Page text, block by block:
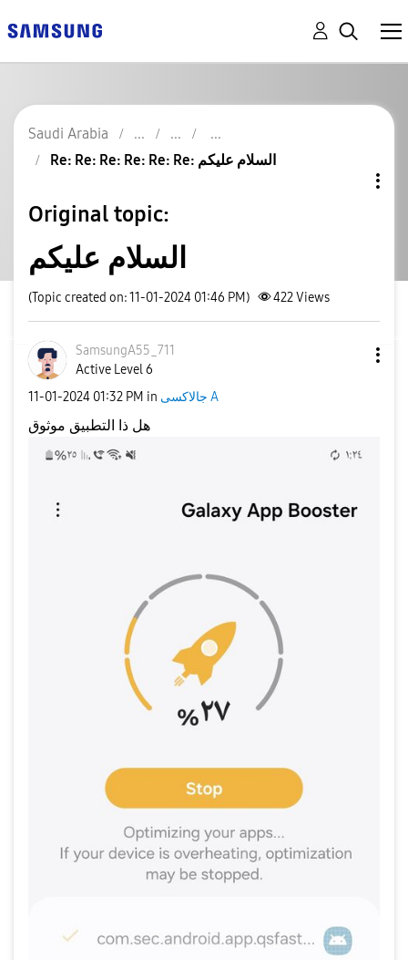
Saudi Arabia
Re: Re: Re: Re: Re: Re: السلام عليكم
Original topic:
السلام عليكم
(Topic created on: 11-01-2024 01:46 PM) 422Views
SamsungA55_711
Active Level 6
‎11-01-2024 01:32 PM in جالاكسى A
هل ذا التطبيق موثوق